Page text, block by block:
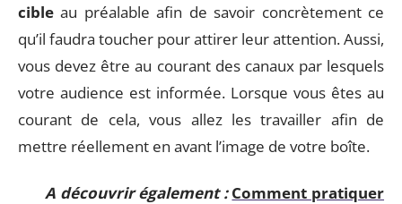
cible au préalable afin de savoir concrètement ce
qu’il faudra toucher pour attirer leur attention. Aussi,
vous devez être au courant des canaux par lesquels
votre audience est informée. Lorsque vous êtes au
courant de cela, vous allez les travailler afin de
mettre réellement en avant l’image de votre boîte.
A découvrir également : Comment pratiquer